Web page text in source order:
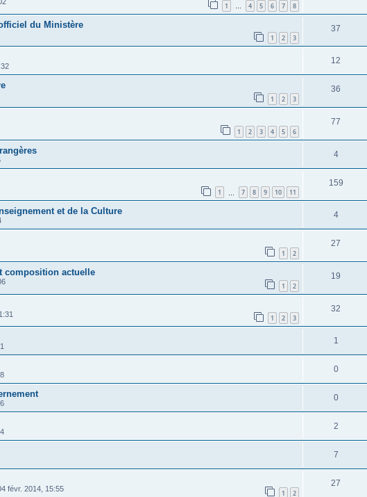
1 … 4 5 6 7 8
du Ministère
1 2 3
37
12
1 2 3
36
1 2 3 4 5 6
77
4
1 7 8 9 10 11
159
et de la Culture 4
1 2
27
composition actuelle
1 2
19
1 2 3
32
1
0
0
2
7
févr. 2014, 15:55 1 2
27